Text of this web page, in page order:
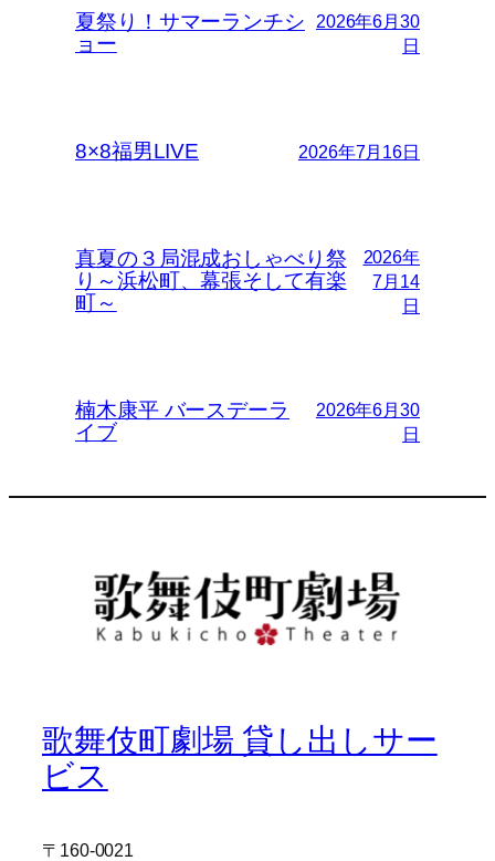
夏祭り！サマーランチシ
ョー
2026年6月30
日
8×8福男LIVE 2026年7月16日
真夏の３局混成おしゃべり祭
り～浜松町、幕張そして有楽
町～
2026年
7月14
日
楠木康平 バースデーラ
イブ
2026年6月30
日
歌舞伎町劇場 貸し出しサー
ビス
〒160-0021